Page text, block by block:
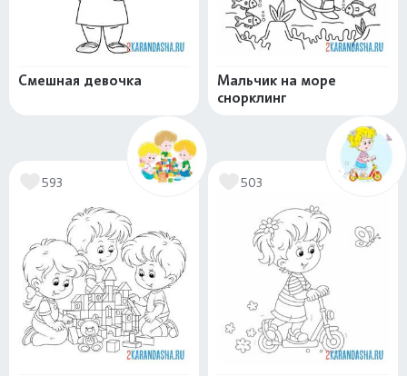
Смешная девочка
Мальчик на море
снорклинг
593 503